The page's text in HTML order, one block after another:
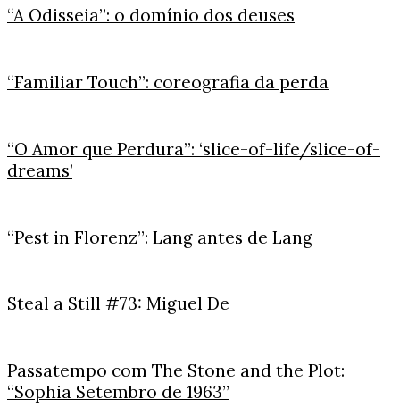
“A Odisseia”: o domínio dos deuses
“Familiar Touch”: coreografia da perda
“O Amor que Perdura”: ‘slice-of-life/slice-of-
dreams’
“Pest in Florenz”: Lang antes de Lang
Steal a Still #73: Miguel De
Passatempo com The Stone and the Plot:
“Sophia Setembro de 1963”